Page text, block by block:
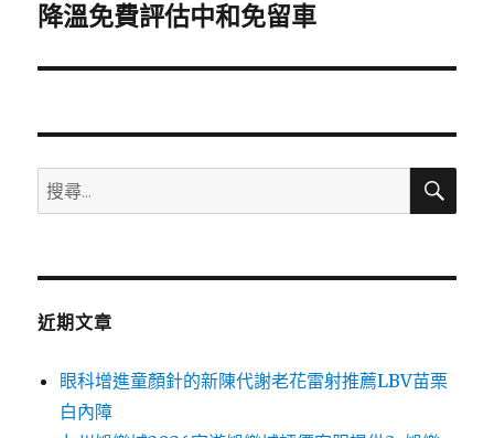
一
文
降溫免費評估中和免留車
搜
尋
鍵
搜
近期文章
眼科增進童顏針的新陳代謝老花雷射推薦LBV苗栗
白內障